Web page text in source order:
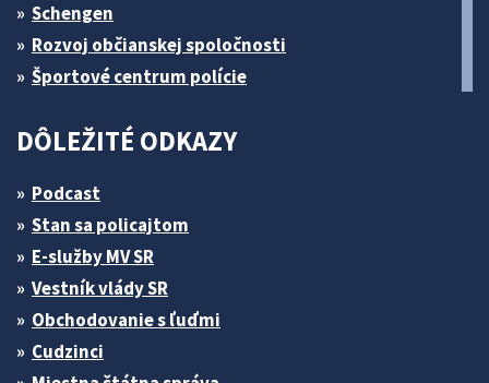
Schengen
Rozvoj občianskej spoločnosti
Športové centrum polície
DÔLEŽITÉ ODKAZY
Podcast
Stan sa policajtom
E-služby MV SR
Vestník vlády SR
Obchodovanie s ľuďmi
Cudzinci